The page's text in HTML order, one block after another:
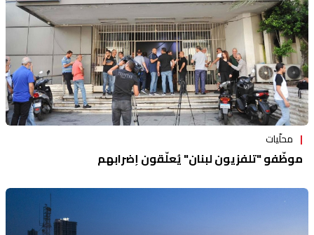
محلّيات
موظّفو "تلفزيون لبنان" يُعلّقون إضرابهم